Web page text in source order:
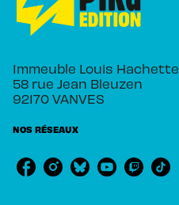
Immeuble Louis Hachette
58 rue Jean Bleuzen
92170 VANVES
NOS RÉSEAUX